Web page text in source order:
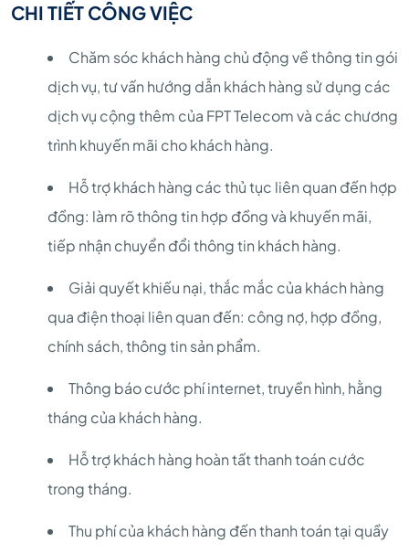
CHI TIẾT CÔNG VIỆC
Chăm sóc khách hàng chủ động về thông tin gói
dịch vụ, tư vấn hướng dẫn khách hàng sử dụng các
dịch vụ cộng thêm của FPT Telecom và các chương
trình khuyến mãi cho khách hàng.
Hỗ trợ khách hàng các thủ tục liên quan đến hợp
đồng: làm rõ thông tin hợp đồng và khuyến mãi,
tiếp nhận chuyển đổi thông tin khách hàng.
Giải quyết khiếu nại, thắc mắc của khách hàng
qua điện thoại liên quan đến: công nợ, hợp đồng,
chính sách, thông tin sản phẩm.
Thông báo cước phí internet, truyền hình, hằng
tháng của khách hàng.
Hỗ trợ khách hàng hoàn tất thanh toán cước
trong tháng.
Thu phí của khách hàng đến thanh toán tại quầy